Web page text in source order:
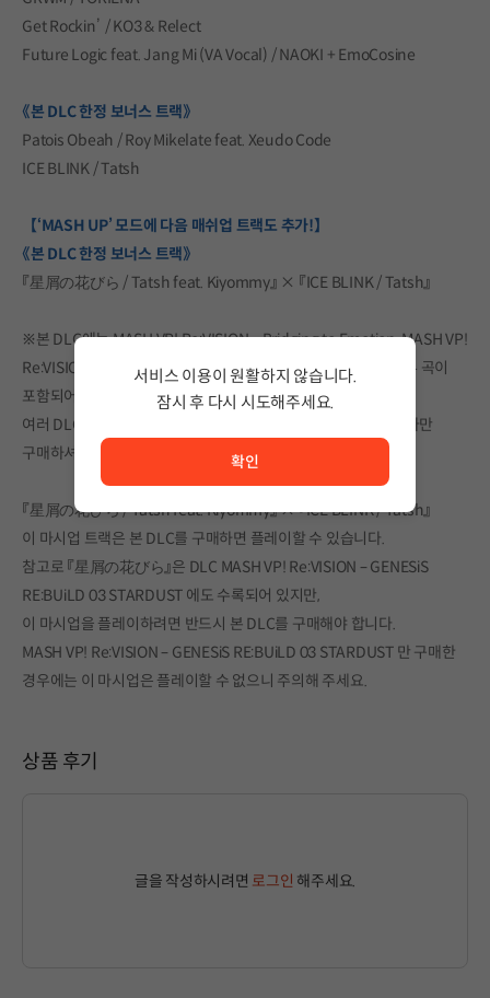
Get Rockin’ / KO3 & Relect
Future Logic feat. Jang Mi (VA Vocal) / NAOKI + EmoCosine
《본 DLC 한정 보너스 트랙》
Patois Obeah / Roy Mikelate feat. Xeudo Code
ICE BLINK / Tatsh
【‘MASH UP’ 모드에 다음 매쉬업 트랙도 추가!】
《본 DLC 한정 보너스 트랙》
『星屑の花びら / Tatsh feat. Kiyommy』 × 『ICE BLINK / Tatsh』
※본 DLC에는 MASH VP! Re:VISION – Bridging to Emotion, MASH VP!
Re:VISION – GENESiS RE:BUiLD 03 STARDUST 에 수록된 일부 곡이
포함되어 있습니다.
여러 DLC에 중복으로 포함된 곡은, 해당 곡이 포함된 DLC 중 하나만
구매하셔도 플레이 가능합니다.
『星屑の花びら / Tatsh feat. Kiyommy』 × 『ICE BLINK / Tatsh』
이 마시업 트랙은 본 DLC를 구매하면 플레이할 수 있습니다.
참고로 『星屑の花びら』은 DLC MASH VP! Re:VISION – GENESiS
RE:BUiLD 03 STARDUST 에도 수록되어 있지만,
이 마시업을 플레이하려면 반드시 본 DLC를 구매해야 합니다.
MASH VP! Re:VISION – GENESiS RE:BUiLD 03 STARDUST 만 구매한
경우에는 이 마시업은 플레이할 수 없으니 주의해 주세요.
상품 후기
글을 작성하시려면 로그인 해주세요.
서비스 이용이 원활하지 않습니다.
잠시 후 다시 시도해주세요.
서비스 이용이 원활하지 않습니다. <br/> 잠시 후 다시 시도
확인